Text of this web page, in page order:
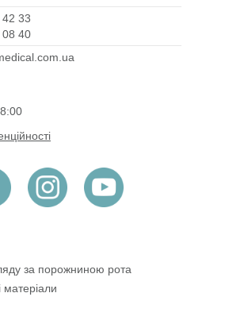
33
40
за порожниною рота
матеріали